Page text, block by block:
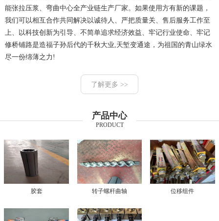
能张拉压浆、弯曲中心全产业链生产厂家。如果使用方有新的课题，
我们可以相互合作共同解决以诚待人、严把质量关、售后服务工作至
上、以科技创新为引导、不简单追求经济效益、牢记行业使命、牢记
修桥铺路是造福子孙后代的千秋大业,天堑变通途，为祖国的青山绿水
尽一份绵薄之力!
了解更多 >>
产品中心
PRODUCT
胶套 转子螺杆曲轴 位移组件